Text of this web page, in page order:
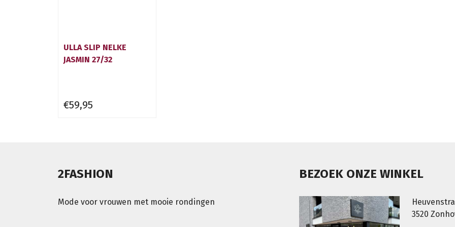
ULLA SLIP NELKE
JASMIN 27/32
€59,95
2FASHION
Mode voor vrouwen met mooie rondingen
BEZOEK ONZE WINKEL
3520